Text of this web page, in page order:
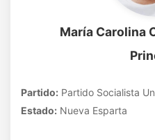
María Carolina
Partido: Partido Socialista
Estado: Nueva Esparta